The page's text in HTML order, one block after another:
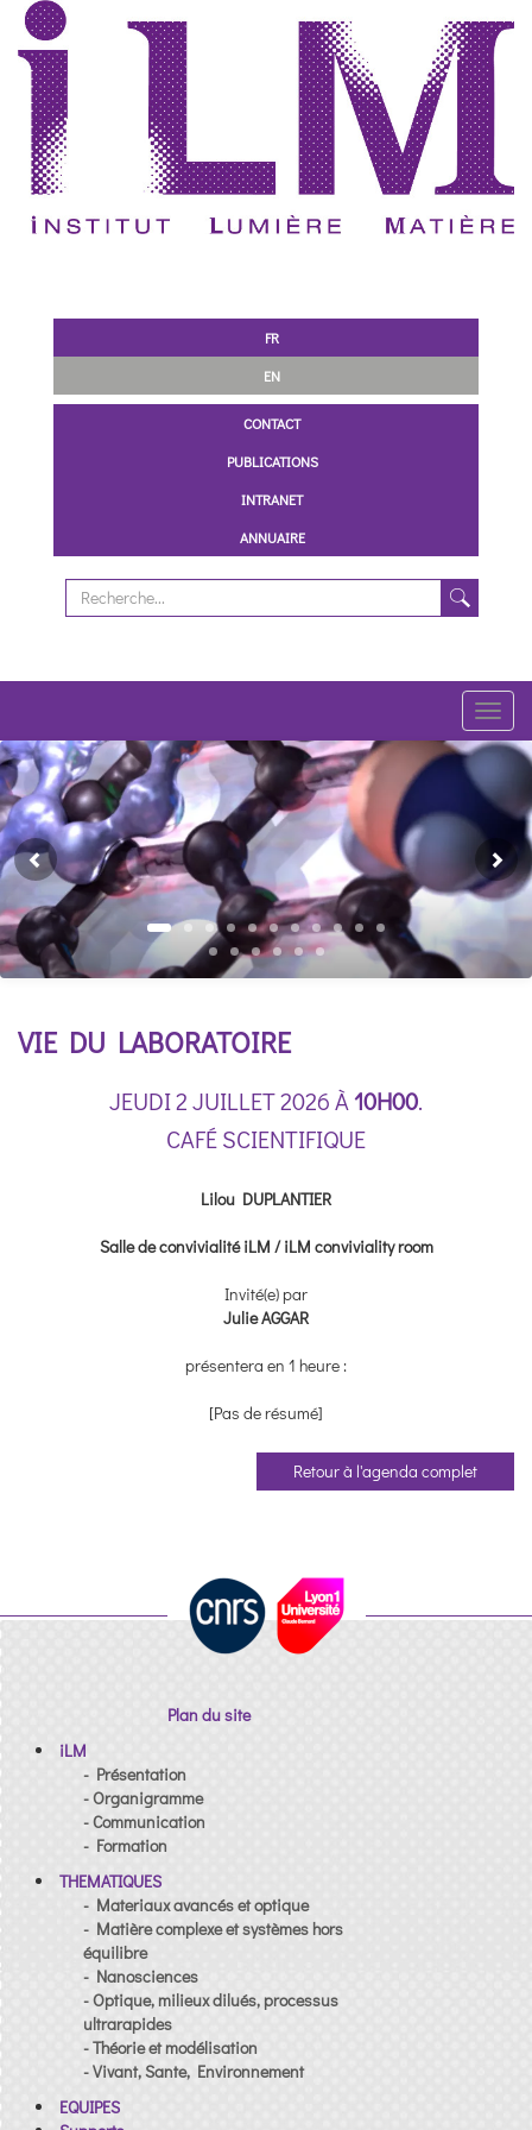
FR
EN
CONTACT
PUBLICATIONS
INTRANET
ANNUAIRE
Toggle
Previous
VIE DU LABORATOIRE
JEUDI 2 JUILLET 2026 À10H00.
CAFÉ SCIENTIFIQUE
Lilou DUPLANTIER
Salle de convivialité iLM / iLM conviviality room
Invité(e) par
Julie AGGAR
présentera en 1 heure :
[Pas de résumé]
Retour à l'agenda complet
Plan du site
iLM
- Présentation
- Organigramme
- Communication
- Formation
THEMATIQUES
- Materiaux avancés et optique
- Matière complexe et systèmes hors
équilibre
- Nanosciences
- Optique, milieux dilués, processus
ultrarapides
- Théorie et modélisation
- Vivant, Sante, Environnement
EQUIPES